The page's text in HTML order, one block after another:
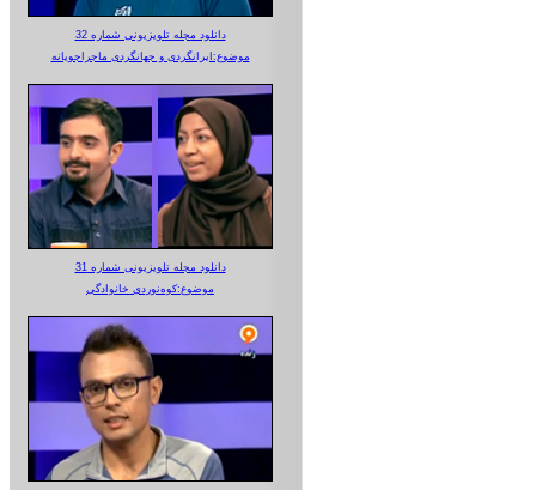
دانلود مجله تلویزیونی شماره 32
موضوع:ایرانگردی و جهانگردی ماجراجویانه
دانلود مجله تلویزیونی شماره 31
موضوع:کوه‌نوردی خانوادگی